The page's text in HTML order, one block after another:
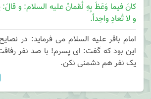
کانَ فیما وَعَظَ بِهِ لُقمانُ علیه السلام: و
و لا تُعادِ واحِداً.
امام باقر علیه السلام می فرماید: در
این بود که گفت: ای پسرم! با صد نفر
یک نفر هم دشمنی نکن.